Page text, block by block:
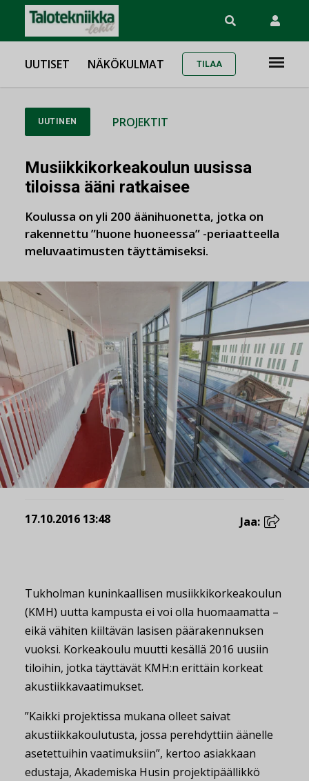
UUTISET NÄKÖKULMAT TILAA
UUTINEN PROJEKTIT
Musiikkikorkeakoulun uusissa
tiloissa ääni ratkaisee
Koulussa on yli 200 äänihuonetta, jotka on
rakennettu ”huone huoneessa” -periaatteella
meluvaatimusten täyttämiseksi.
17.10.2016 13:48 Jaa:
Tukholman kuninkaallisen musiikkikorkeakoulun
(KMH) uutta kampusta ei voi olla huomaamatta –
eikä vähiten kiiltävän lasisen päärakennuksen
vuoksi. Korkeakoulu muutti kesällä 2016 uusiin
tiloihin, jotka täyttävät KMH:n erittäin korkeat
akustiikkavaatimukset.
”Kaikki projektissa mukana olleet saivat
akustiikkakoulutusta, jossa perehdyttiin äänelle
asetettuihin vaatimuksiin”, kertoo asiakkaan
edustaja, Akademiska Husin projektipäällikkö